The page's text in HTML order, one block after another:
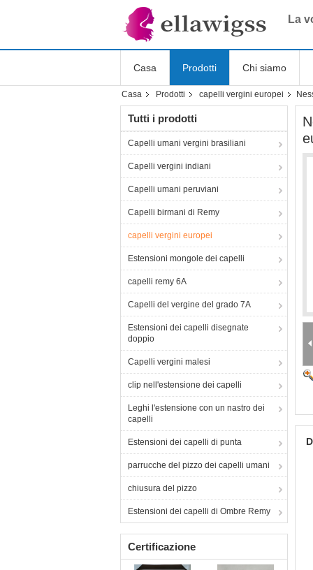
La
Casa Prodotti Chi siamo
Casa Prodotti capelli vergini europei
Tutti i prodotti
Capelli umani vergini brasiliani
Capelli vergini indiani
Capelli umani peruviani
Capelli birmani di Remy
capelli vergini europei
Estensioni mongole dei capelli
capelli remy 6A
Capelli del vergine del grado 7A
Estensioni dei capelli disegnate
doppio
Capelli vergini malesi
clip nell'estensione dei capelli
Leghi l'estensione con un nastro dei
capelli
Estensioni dei capelli di punta
parrucche del pizzo dei capelli umani
chiusura del pizzo
Estensioni dei capelli di Ombre Remy
Certificazione